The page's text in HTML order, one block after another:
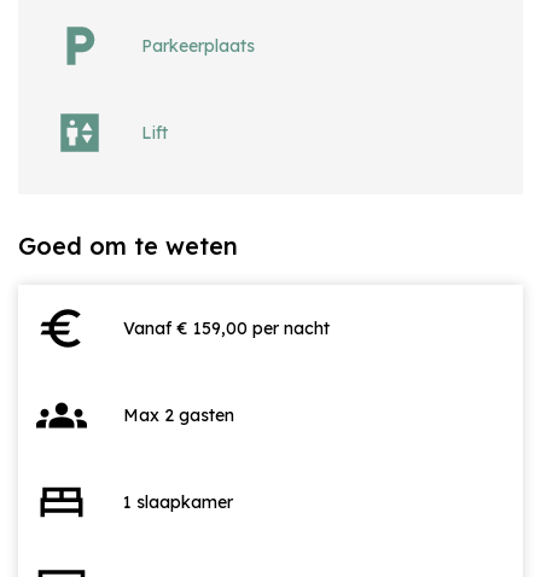
Parkeerplaats
Lift
Goed om te weten
euro Vanaf € 159,00 per nacht
groups Max 2 gasten
bed 1 slaapkamer